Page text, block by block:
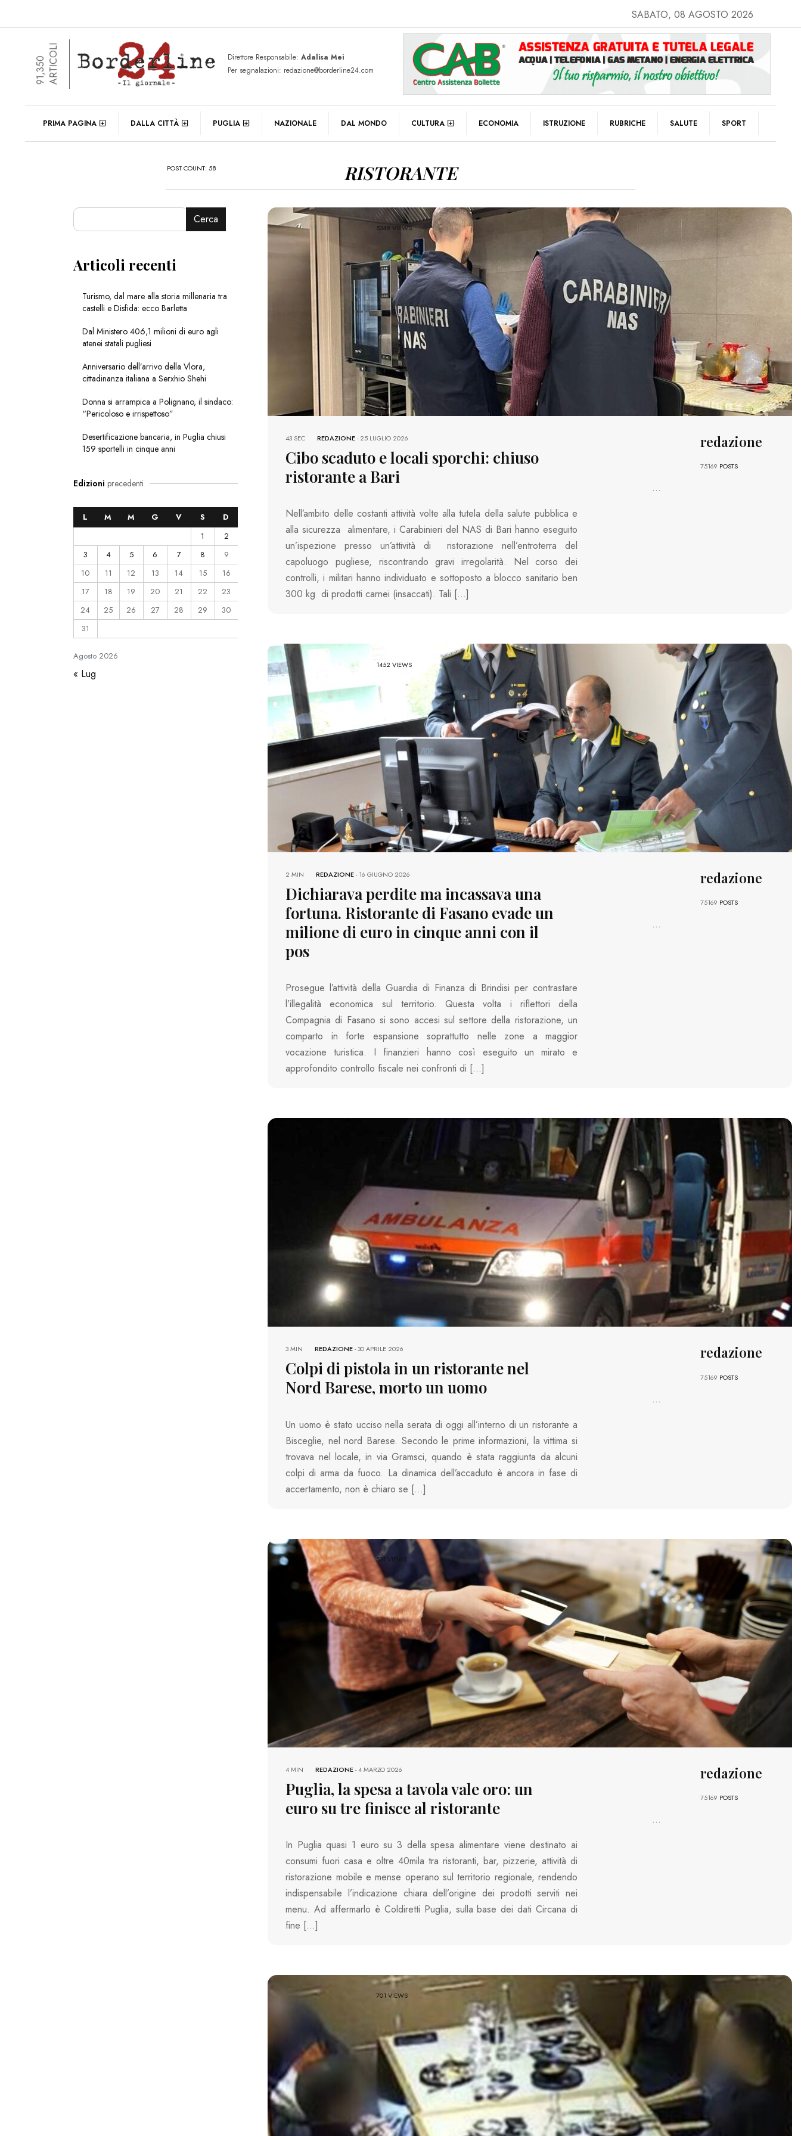
SABATO, 08 AGOSTO 2026
91,350ARTICOLI Direttore Responsabile: Adalisa Mei
Per segnalazioni: redazione@borderline24.com
PRIMA PAGINA DALLA CITTÀ PUGLIA NAZIONALE DAL MONDO CULTURA ECONOMIA ISTRUZIONE RUBRICHE SALUTE SPORT
POST COUNT: 58 RISTORANTE
5348 VIEWS
REDAZIONE-25 LUGLIO 2026
43 SEC
Cibo scaduto e locali sporchi: chiuso
ristorante a Bari
Nell’ambito delle costanti attività volte alla tutela della salute pubblica e
alla sicurezza alimentare, i Carabinieri del NAS di Bari hanno eseguito
un’ispezione presso un’attività di ristorazione nell’entroterra del
capoluogo pugliese, riscontrando gravi irregolarità. Nel corso dei
controlli, i militari hanno individuato e sottoposto a blocco sanitario ben
300 kg di prodotti carnei (insaccati). Tali […]
redazione
75169 POSTS
...
1452 VIEWS
REDAZIONE-16 GIUGNO 2026
2 MIN
Dichiarava perdite ma incassava una
fortuna. Ristorante di Fasano evade un
milione di euro in cinque anni con il
pos
Prosegue l’attività della Guardia di Finanza di Brindisi per contrastare
l’illegalità economica sul territorio. Questa volta i riflettori della
Compagnia di Fasano si sono accesi sul settore della ristorazione, un
comparto in forte espansione soprattutto nelle zone a maggior
vocazione turistica. I finanzieri hanno così eseguito un mirato e
approfondito controllo fiscale nei confronti di […]
redazione
75169 POSTS
...
1092 VIEWS
REDAZIONE-30 APRILE 2026
3 MIN
Colpi di pistola in un ristorante nel
Nord Barese, morto un uomo
Un uomo è stato ucciso nella serata di oggi all’interno di un ristorante a
Bisceglie, nel nord Barese. Secondo le prime informazioni, la vittima si
trovava nel locale, in via Gramsci, quando è stata raggiunta da alcuni
colpi di arma da fuoco. La dinamica dell’accaduto è ancora in fase di
accertamento, non è chiaro se […]
redazione
75169 POSTS
...
531 VIEWS
REDAZIONE-4 MARZO 2026
4 MIN
Puglia, la spesa a tavola vale oro: un
euro su tre finisce al ristorante
In Puglia quasi 1 euro su 3 della spesa alimentare viene destinato ai
consumi fuori casa e oltre 40mila tra ristoranti, bar, pizzerie, attività di
ristorazione mobile e mense operano sul territorio regionale, rendendo
indispensabile l’indicazione chiara dell’origine dei prodotti serviti nei
menu. Ad affermarlo è Coldiretti Puglia, sulla base dei dati Circana di
fine […]
redazione
75169 POSTS
...
701 VIEWS
Cerca
Articoli recenti
Turismo, dal mare alla storia millenaria tra
castelli e Disfida: ecco Barletta
Dal Ministero 406,1 milioni di euro agli
atenei statali pugliesi
Anniversario dell’arrivo della Vlora,
cittadinanza italiana a Serxhio Shehi
Donna si arrampica a Polignano, il sindaco:
“Pericoloso e irrispettoso”
Desertificazione bancaria, in Puglia chiusi
159 sportelli in cinque anni
Edizioni precedenti
Agosto2026
L M M G V S
D
1
2
3
4 5 6 7 8
9
10
11 12 13 14 15
16
17
18 19 20 21 22
23
24
25 26 27 28 29
30
31
« Lug